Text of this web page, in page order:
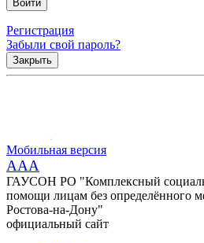
Регистрация
Забыли свой пароль?
Закрыть
Мобильная версия
AAA
ГАУСОН РО "Комплексный
помощи лицам без определённого
Ростова-на-Дону"
официальный сайт